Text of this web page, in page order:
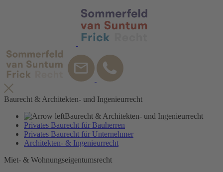
Baurecht & Architekten- und Ingenieurrecht
Baurecht & Architekten- und Ingenieurrecht
Privates Baurecht für Bauherren
Privates Baurecht für Unternehmer
Architekten- & Ingenieurrecht
Miet- & Wohnungseigentumsrecht